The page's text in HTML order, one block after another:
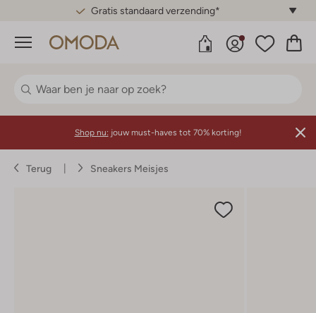
Gratis standaard verzending*
Menu
Shop nu: jouw must-haves tot 70% korting!
Terug Sneakers Meisjes